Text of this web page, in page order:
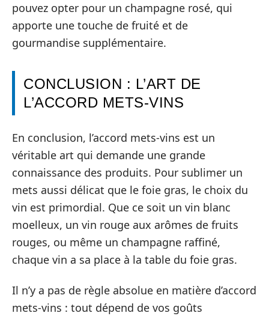
pouvez opter pour un champagne rosé, qui
apporte une touche de fruité et de
gourmandise supplémentaire.
CONCLUSION : L’ART DE
L’ACCORD METS-VINS
En conclusion, l’accord mets-vins est un
véritable art qui demande une grande
connaissance des produits. Pour sublimer un
mets aussi délicat que le foie gras, le choix du
vin est primordial. Que ce soit un vin blanc
moelleux, un vin rouge aux arômes de fruits
rouges, ou même un champagne raffiné,
chaque vin a sa place à la table du foie gras.
Il n’y a pas de règle absolue en matière d’accord
mets-vins : tout dépend de vos goûts